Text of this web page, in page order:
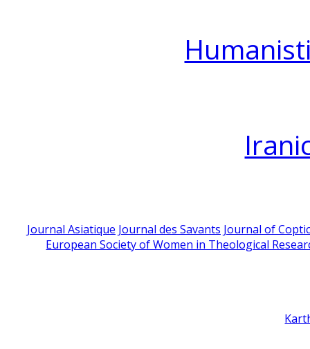
Journal Asiatique Journal des Savants Journal of
European Society of Women in Theological